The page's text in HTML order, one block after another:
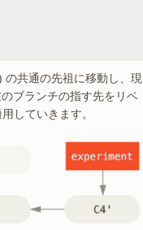
の共通の先祖に移動し、現
ブランチの指す先をリベ
していきます。